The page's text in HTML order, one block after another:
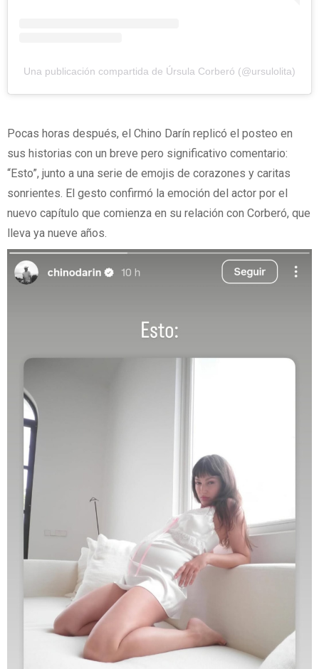
Una publicación compartida de Úrsula Corberó (@ursulolita)
Pocas horas después, el Chino Darín replicó el posteo en
sus historias con un breve pero significativo comentario:
“Esto”, junto a una serie de emojis de corazones y caritas
sonrientes. El gesto confirmó la emoción del actor por el
nuevo capítulo que comienza en su relación con Corberó, que
lleva ya nueve años.